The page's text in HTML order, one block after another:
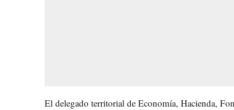
El delegado territorial de Economía, Hacienda,